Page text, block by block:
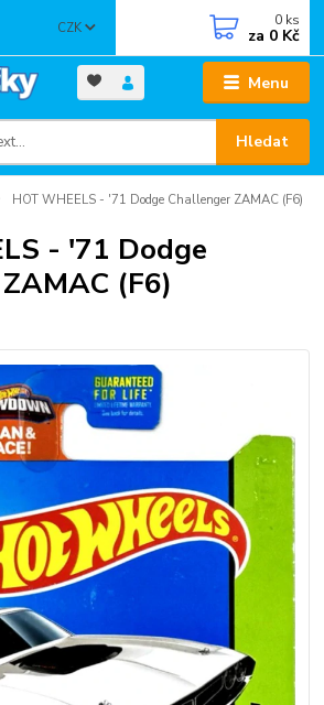
Menu
CZK
Hledat
0 ks
za 0 Kč
HOT WHEELS - '71 Dodge Challenger ZAMAC (F6)
- '71 Dodge
(F6)